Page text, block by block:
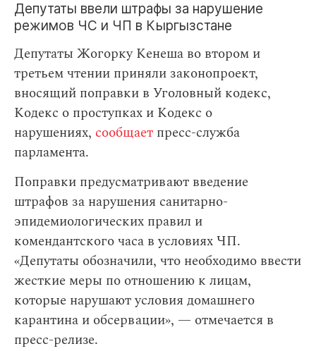
Депутаты ввели штрафы за нарушение
режимов ЧС и ЧП в Кыргызстане
Депутаты Жогорку Кенеша во втором и
третьем чтении приняли законопроект,
вносящий поправки в Уголовный кодекс,
Кодекс о проступках и Кодекс о
нарушениях, сообщает пресс-служба
парламента.
Поправки предусматривают введение
штрафов за нарушения санитарно-
эпидемиологических правил и
комендантского часа в условиях ЧП.
«Депутаты обозначили, что необходимо ввести
жесткие меры по отношению к лицам,
которые нарушают условия домашнего
карантина и обсервации», — отмечается в
пресс-релизе.